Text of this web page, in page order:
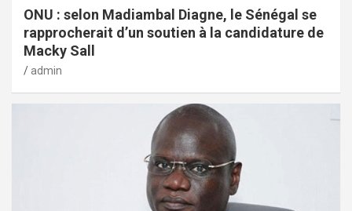
ONU : selon Madiambal Diagne, le Sénégal se
rapprocherait d’un soutien à la candidature de
Macky Sall
admin